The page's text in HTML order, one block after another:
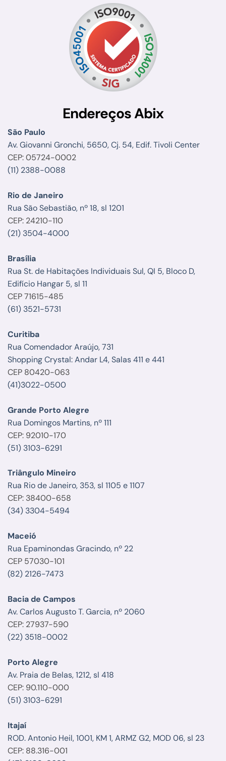
Endereços Abix
São Paulo
Av. Giovanni Gronchi, 5650, Cj. 54, Edif. Tivoli Center
CEP: 05724-0002
(11) 2388-0088
Rio de Janeiro
Rua São Sebastião, nº 18, sl 1201
CEP: 24210-110
(21) 3504-4000
Brasília
Rua St. de Habitações Individuais Sul, QI 5, Bloco D,
Edifício Hangar 5, sl 11
CEP 71615-485
(61) 3521-5731
Curitiba
Rua Comendador Araújo, 731
Shopping Crystal: Andar L4, Salas 411 e 441
CEP 80420-063
(41)3022-0500
Grande Porto Alegre
Rua Domingos Martins, nº 111
CEP: 92010-170
(51) 3103-6291
Triângulo Mineiro
Rua Rio de Janeiro, 353, sl 1105 e 1107
CEP: 38400-658
(34) 3304-5494
Maceió
Rua Epaminondas Gracindo, nº 22
CEP 57030-101
(82) 2126-7473
Bacia de Campos
Av. Carlos Augusto T. Garcia, nº 2060
CEP: 27937-590
(22) 3518-0002
Porto Alegre
Av. Praia de Belas, 1212, sl 418
CEP: 90.110-000
(51) 3103-6291
Itajaí
ROD. Antonio Heil, 1001, KM 1, ARMZ G2, MOD 06, sl 23
CEP: 88.316-001